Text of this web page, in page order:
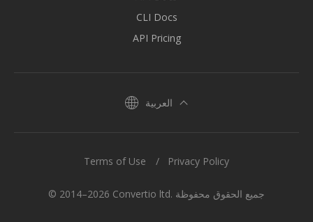
CLI Docs
API Pricing
العربية
© 2014–2026 Convertio ltd. جميع الحقوق محفوظة
Terms of Use Privacy Policy